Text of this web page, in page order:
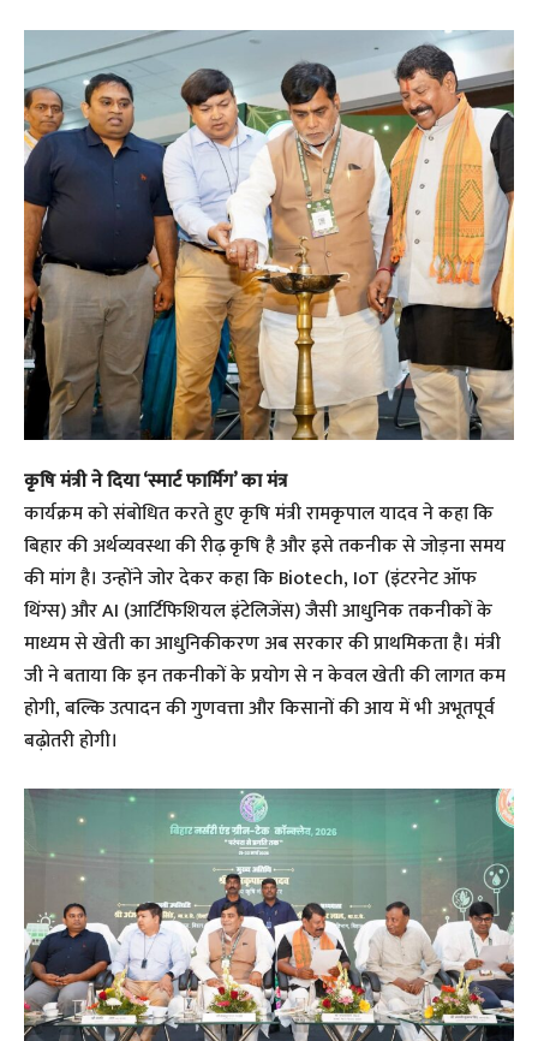
कृषि मंत्री ने दिया ‘स्मार्ट फार्मिंग’ का मंत्र
​कार्यक्रम को संबोधित करते हुए कृषि मंत्री रामकृपाल यादव ने कहा कि
बिहार की अर्थव्यवस्था की रीढ़ कृषि है और इसे तकनीक से जोड़ना समय
की मांग है। उन्होंने जोर देकर कहा कि Biotech, IoT (इंटरनेट ऑफ
थिंग्स) और AI (आर्टिफिशियल इंटेलिजेंस) जैसी आधुनिक तकनीकों के
माध्यम से खेती का आधुनिकीकरण अब सरकार की प्राथमिकता है। मंत्री
जी ने बताया कि इन तकनीकों के प्रयोग से न केवल खेती की लागत कम
होगी, बल्कि उत्पादन की गुणवत्ता और किसानों की आय में भी अभूतपूर्व
बढ़ोतरी होगी।